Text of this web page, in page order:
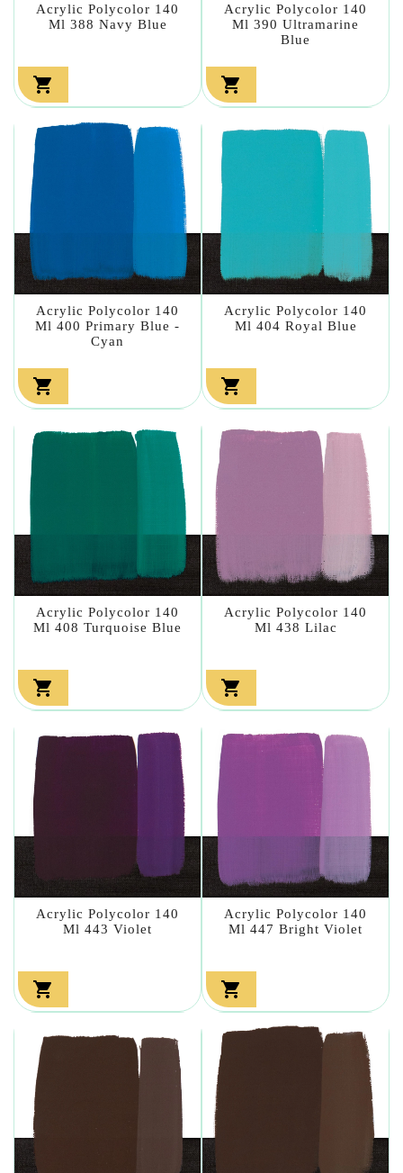
Acrylic Polycolor 140
Ml 388 Navy Blue

Acrylic Polycolor 140
Ml 390 Ultramarine
Blue

Acrylic Polycolor 140
Ml 400 Primary Blue -
Cyan

Acrylic Polycolor 140
Ml 404 Royal Blue

Acrylic Polycolor 140
Ml 408 Turquoise Blue

Acrylic Polycolor 140
Ml 438 Lilac

Acrylic Polycolor 140
Ml 443 Violet

Acrylic Polycolor 140
Ml 447 Bright Violet
